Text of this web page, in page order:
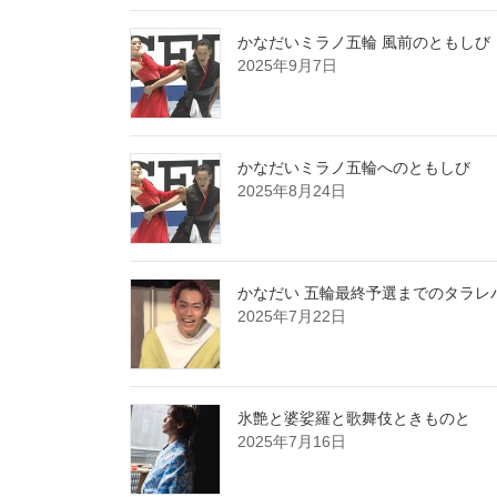
かなだいミラノ五輪 風前のともしび
2025年9月7日
かなだいミラノ五輪へのともしび
2025年8月24日
かなだい 五輪最終予選までのタラレ
2025年7月22日
氷艶と婆娑羅と歌舞伎ときものと
2025年7月16日